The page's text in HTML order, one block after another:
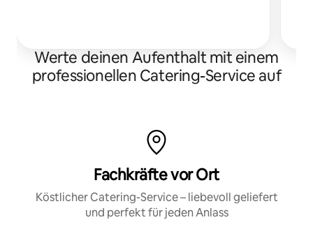
Werte deinen Aufenthalt mit einem
professionellen Catering-Service auf
Fachkräfte vor Ort
Köstlicher Catering-Service – liebevoll geliefert
und perfekt für jeden Anlass